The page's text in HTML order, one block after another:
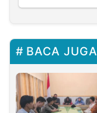
BACA JUGA